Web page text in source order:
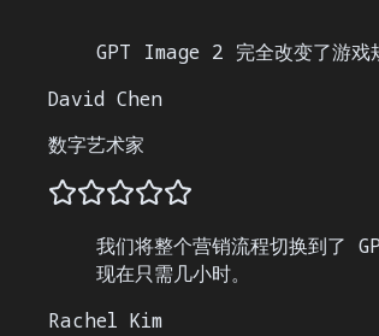
GPT Image 2 完全改变了游戏
David Chen
数字艺术家
我们将整个营销流程切换到了
现在只需几小时。
Rachel Kim